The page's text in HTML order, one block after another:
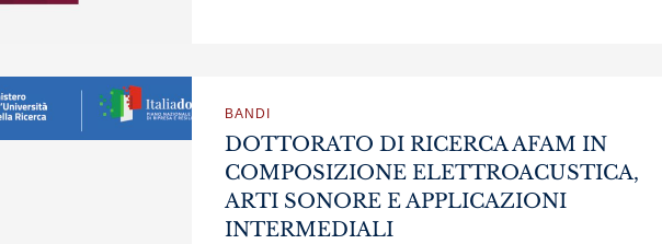
BANDI
DOTTORATO DI RICERCA AFAM IN
COMPOSIZIONE ELETTROACUSTICA,
ARTI SONORE E APPLICAZIONI
INTERMEDIALI